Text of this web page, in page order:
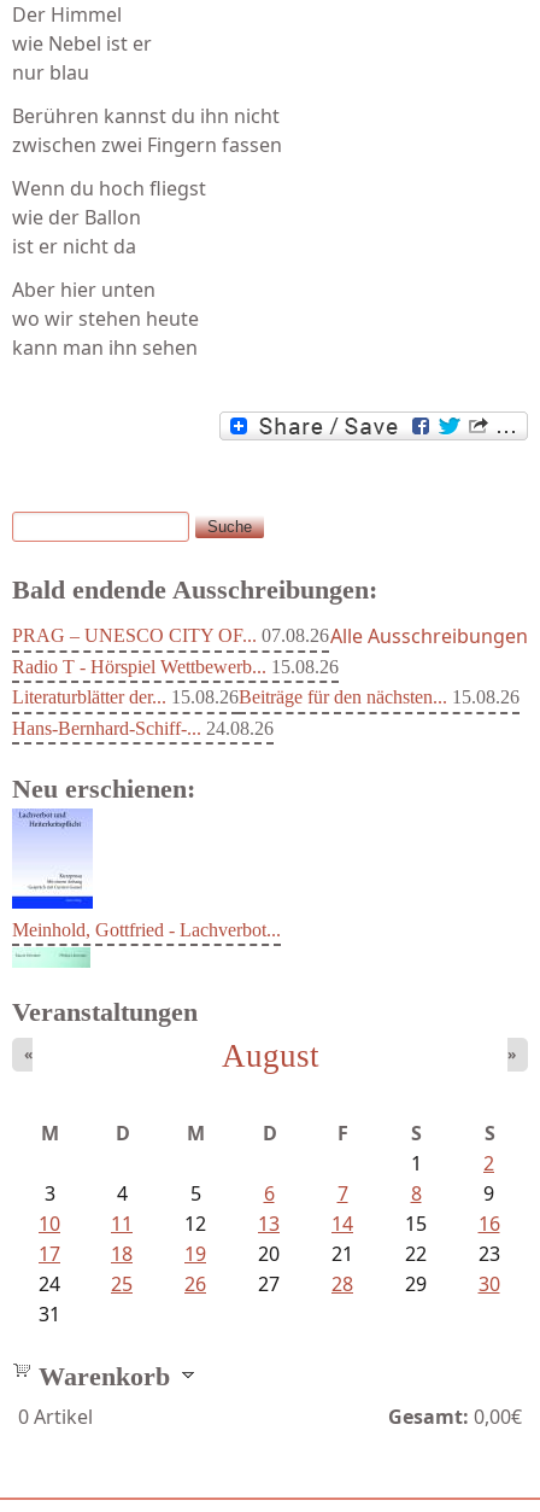
Der Himmel
wie Nebel ist er
nur blau
Berühren kannst du ihn nicht
zwischen zwei Fingern fassen
Wenn du hoch fliegst
wie der Ballon
ist er nicht da
Aber hier unten
wo wir stehen heute
kann man ihn sehen
Suchformular
Suche
Bald endende Ausschreibungen:
PRAG – UNESCO CITY OF... 07.08.26
Radio T - Hörspiel Wettbewerb... 15.08.26
Literaturblätter der... 15.08.26Beiträge für den nächsten... 15.08.26
Hans-Bernhard-Schiff-... 24.08.26
Alle Ausschreibungen
Neu erschienen:
Meinhold, Gottfried - Lachverbot...
Veranstaltungen
August
« »
M D M D F S
S
1
2
3
4 5 6 7 8
9
10
11 12 13 14 15
16
17
18 19 20 21 22
23
24
25 26 27 28 29
30
31
Warenkorb
0Artikel Gesamt: 0,00€